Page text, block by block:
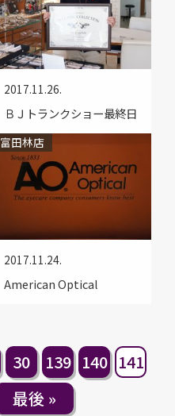
2017.11.26.
ＢＪトランクショー最終日
富田林店
2017.11.24.
American Optical
30 139 140 141
最後 »